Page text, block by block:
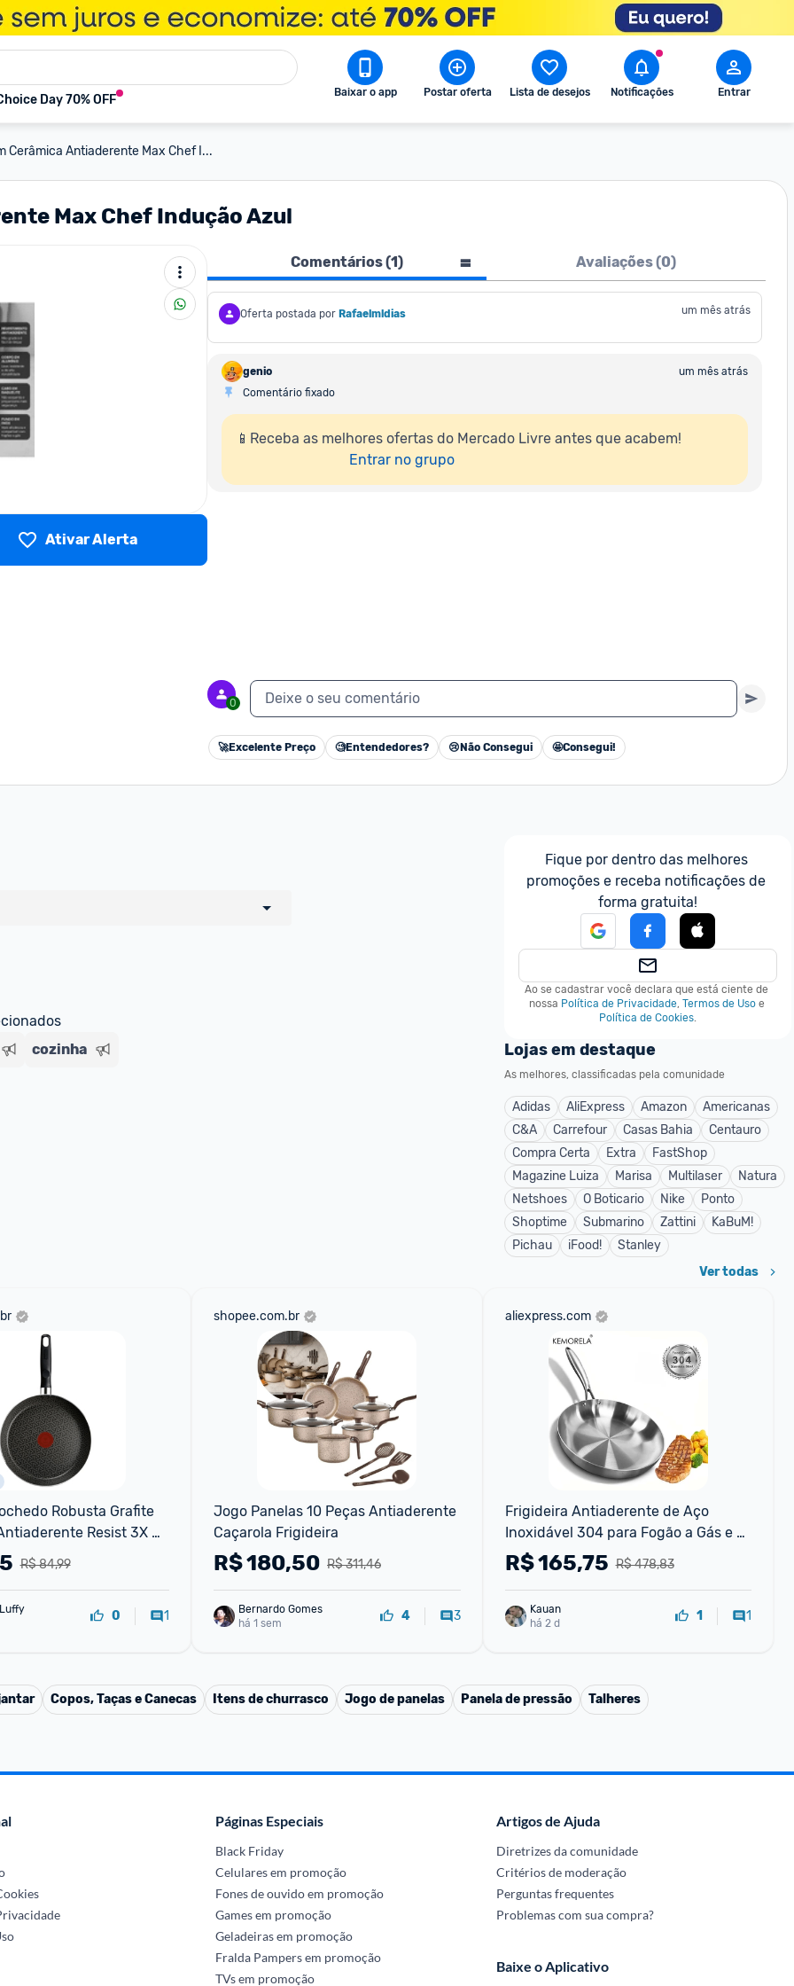
Day 70% OFF Baixar o app Postar oferta Lista de desejos Notificações Entrar
Cerâmica Antiaderente Max Chef I...
Max Chef Indução Azul
Ativar Alerta
Comentários (1) Avaliações (0)
Oferta postada por Rafaelmldias um mês atrás
genio
um mês atrás
Comentário fixado
📱Receba as melhores ofertas do Mercado Livre antes que acabem!
Entrar no grupo
0 Deixe o seu comentário
🚀Excelente Preço 🧐Entendedores? 😢 Não Consegui 🤩Consegui!
um marketplace, nós indicamos no
sinalizamos através da tag
cozinha
Fique por dentro das melhores
promoções e receba notificações de
forma gratuita!
Ao se cadastrar você declara que está ciente de
nossa Política de Privacidade, Termos de Uso e
Política de Cookies.
Lojas em destaque
As melhores, classificadas pela comunidade
Adidas AliExpress Amazon
Americanas
C&A
Carrefour Casas Bahia
Centauro
Compra Certa
Extra
FastShop
Magazine Luiza
Marisa Multilaser
Natura
Netshoes
O Boticario Nike
Ponto
Shoptime
Submarino Zattini
KaBuM!
Pichau
iFood! Stanley
Ver todas
Robusta Grafite
Resist 3X
Partículas Minerais
R$ 84,99
0 1
shopee.com.br
Jogo Panelas 10 Peças Antiaderente
Caçarola Frigideira
R$ 311,46
R$180,50
Bernardo Gomes
há 1 sem
4 3
aliexpress.com
Frigideira Antiaderente de Aço
Inoxidável 304 para Fogão a Gás e
Fogão de Indução
R$ 478,83
R$165,75
Kauan
há 2 d
1 1
Copos, Taças e Canecas Itens de churrasco Jogo de panelas Panela de pressão Talheres
Páginas Especiais
Black Friday
Celulares em promoção
Fones de ouvido em promoção
Games em promoção
Geladeiras em promoção
Fralda Pampers em promoção
TVs em promoção
Artigos de Ajuda
Diretrizes da comunidade
Critérios de moderação
Perguntas frequentes
Problemas com sua compra?
Baixe o Aplicativo